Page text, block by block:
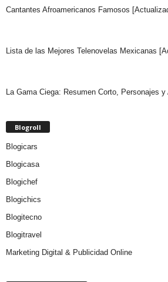
Cantantes Afroamericanos Famosos
Lista de las Mejores Telenovelas Mexicanas
La Gama Ciega: Resumen Corto, Personajes
Blogroll
Blogicars
Blogicasa
Blogichef
Blogichics
Blogitecno
Blogitravel
Marketing Digital & Publicidad Online